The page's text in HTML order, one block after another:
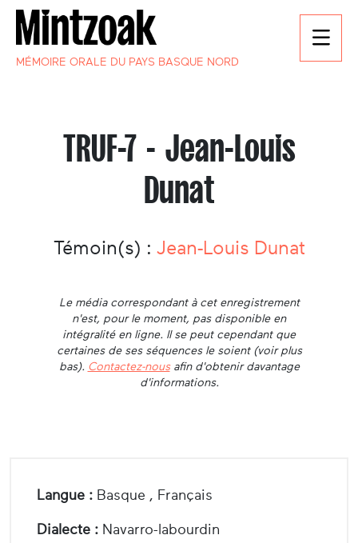
MÉMOIRE ORALE DU PAYS BASQUE NORD
TRUF-7 - Jean-Louis
Dunat
Témoin(s) : Jean-Louis Dunat
Le média correspondant à cet enregistrement
n'est, pour le moment, pas disponible en
intégralité en ligne. Il se peut cependant que
certaines de ses séquences le soient (voir plus
bas). Contactez-nousafin d'obtenir davantage
d'informations.
Langue : Basque , Français
Dialecte : Navarro-labourdin